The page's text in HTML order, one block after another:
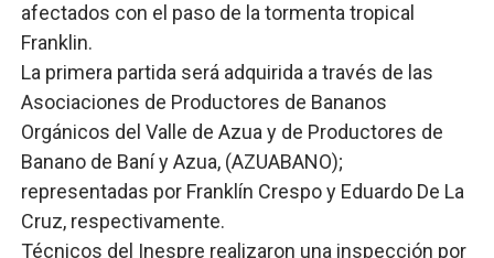
afectados con el paso de la tormenta tropical
Franklin.
La primera partida será adquirida a través de las
Asociaciones de Productores de Bananos
Orgánicos del Valle de Azua y de Productores de
Banano de Baní y Azua, (AZUABANO);
representadas por Franklín Crespo y Eduardo De La
Cruz, respectivamente.
Técnicos del Inespre realizaron una inspección por